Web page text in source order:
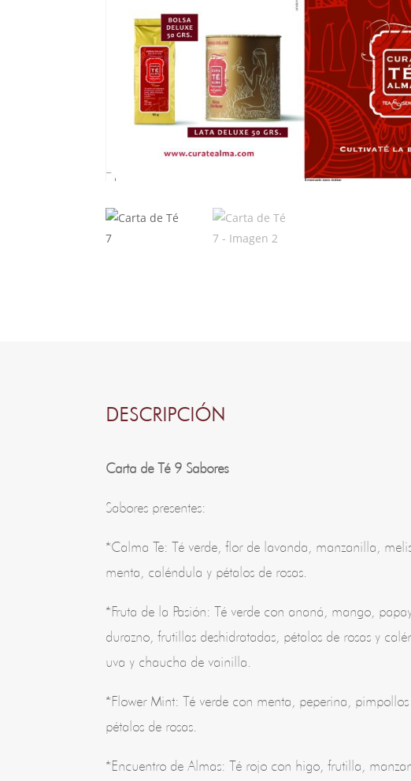
DESCRIPCIÓN
Carta de Té 9 Sabores
Sabores presentes:
*Calma Te: Té verde, flor de lavanda, manzanilla,
menta, caléndula y pétalos de rosas.
*Fruta de la Pasión: Té verde con ananá, mango,
durazno, frutillas deshidratadas, pétalos de rosas y
uva y chaucha de vainilla.
*Flower Mint: Té verde con menta, peperina,
pétalos de rosas.
*Encuentro de Almas: Té rojo con higo, frutilla,